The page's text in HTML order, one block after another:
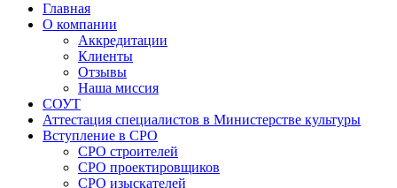
Главная
О компании
Аккредитации
Клиенты
Отзывы
Наша миссия
СОУТ
Аттестация специалистов в Министерстве культуры
Вступление в СРО
СРО строителей
СРО проектировщиков
СРО изыскателей